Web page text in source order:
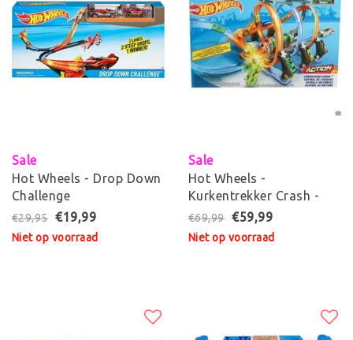
Sale
Hot Wheels - Drop Down
Challenge
€29,95 €19,99
Niet op voorraad
Sale
Hot Wheels -
Kurkentrekker Crash -
Racebaan
€69,99 €59,99
Niet op voorraad